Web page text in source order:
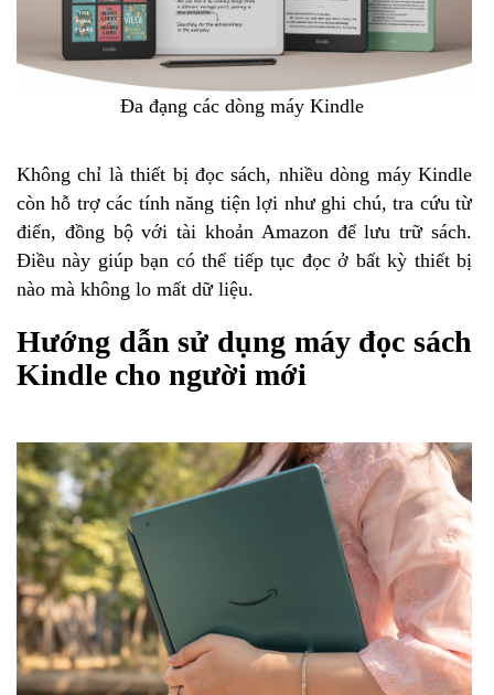
Đa đạng các dòng máy Kindle
Không chỉ là thiết bị đọc sách, nhiều dòng máy Kindle
còn hỗ trợ các tính năng tiện lợi như ghi chú, tra cứu từ
điển, đồng bộ với tài khoản Amazon để lưu trữ sách.
Điều này giúp bạn có thể tiếp tục đọc ở bất kỳ thiết bị
nào mà không lo mất dữ liệu.
Hướng dẫn sử dụng máy đọc sách
Kindle cho người mới